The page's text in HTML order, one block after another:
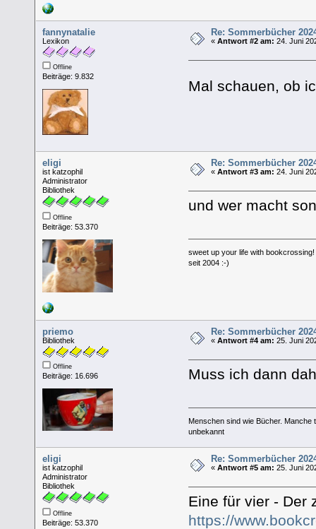
fannynatalie
Lexikon
Offline
Beiträge: 9.832
Re: Sommerbücher
«Antwort #2 am: 24. Juni
Mal schauen, ob
eligi
ist katzophil
Administrator
Bibliothek
Offline
Beiträge: 53.370
Re: Sommerbücher
«Antwort #3 am: 24. Juni
und wer macht
sweet up your life with bookcrossing!
seit 2004 :-)
priemo
Bibliothek
Offline
Beiträge: 16.696
Re: Sommerbücher
«Antwort #4 am: 25. Juni
Muss ich dann
Menschen sind wie Bücher. Manche
unbekannt
eligi
ist katzophil
Administrator
Bibliothek
Offline
Beiträge: 53.370
Re: Sommerbücher
«Antwort #5 am: 25. Juni
Eine für vier - Der
https://